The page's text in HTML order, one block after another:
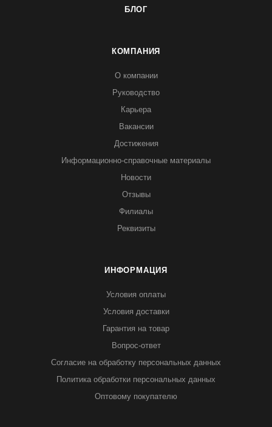
БЛОГ
КОМПАНИЯ
О компании
Руководство
Карьера
Вакансии
Достижения
Информационно-справочные материалы
Новости
Отзывы
Филиалы
Реквизиты
ИНФОРМАЦИЯ
Условия оплаты
Условия доставки
Гарантия на товар
Вопрос-ответ
Согласие на обработку персональных данных
Политика обработки персональных данных
Оптовому покупателю